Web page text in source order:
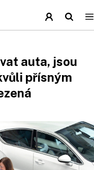
auta, jsou
přísným